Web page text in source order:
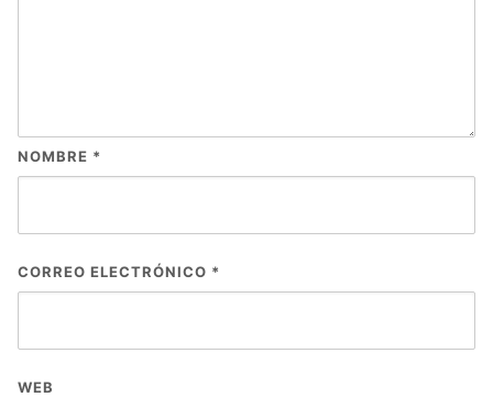
NOMBRE *
CORREO ELECTRÓNICO *
WEB